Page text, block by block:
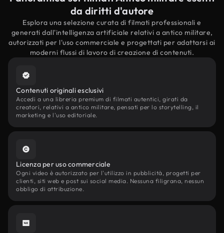
da diritti d'autore
Esplora una selezione curata di filmati professionali e
generati dall'intelligenza artificiale relativi a antico militare,
autorizzati per l'uso commerciale e progettati per adattarsi ai
moderni flussi di lavoro di creazione di contenuti.
Contenuti originali esclusivi
Accedi a una libreria premium di filmati autentici, girati da
creatori, relativi a antico militare, pensati per lo storytelling, il
marketing e l'uso editoriale.
Licenza per uso commerciale
Ogni video è autorizzato per l'utilizzo in pubblicità, progetti per
clienti, siti web e post sui social media. Nessuna filigrana, nessun
obbligo di attribuzione.